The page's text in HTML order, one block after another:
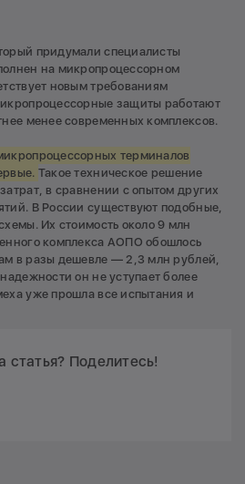
придумали специалисты
на микропроцессорном
новым требованиям
защиты работают
менее современных комплексов.
терминалов
Такое техническое решение
в сравнении с опытом других
В России существуют подобные,
Их стоимость около 9 млн
комплекса АОПО обошлось
в разы дешевле — 2,3 млн рублей,
он не уступает более
уже прошла все испытания и
статья? Поделитесь!